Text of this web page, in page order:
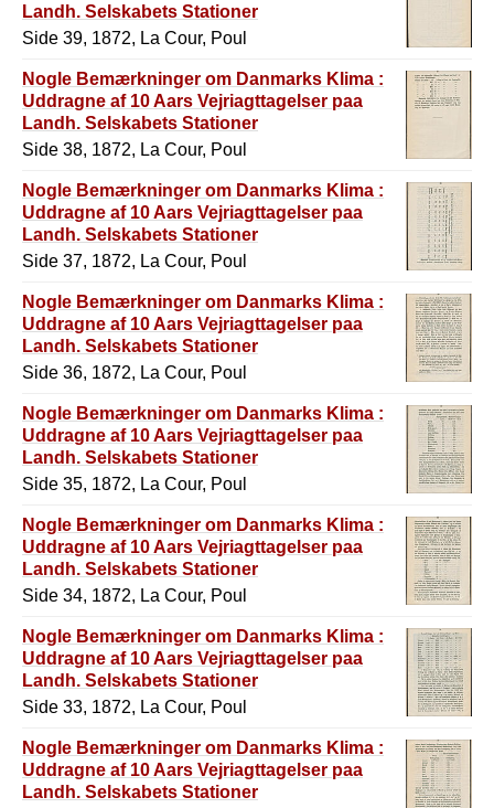
Landh. Selskabets Stationer
Side 39, 1872, La Cour, Poul
Nogle Bemærkninger om Danmarks Klima :
Uddragne af 10 Aars Vejriagttagelser paa
Landh. Selskabets Stationer
Side 38, 1872, La Cour, Poul
Nogle Bemærkninger om Danmarks Klima :
Uddragne af 10 Aars Vejriagttagelser paa
Landh. Selskabets Stationer
Side 37, 1872, La Cour, Poul
Nogle Bemærkninger om Danmarks Klima :
Uddragne af 10 Aars Vejriagttagelser paa
Landh. Selskabets Stationer
Side 36, 1872, La Cour, Poul
Nogle Bemærkninger om Danmarks Klima :
Uddragne af 10 Aars Vejriagttagelser paa
Landh. Selskabets Stationer
Side 35, 1872, La Cour, Poul
Nogle Bemærkninger om Danmarks Klima :
Uddragne af 10 Aars Vejriagttagelser paa
Landh. Selskabets Stationer
Side 34, 1872, La Cour, Poul
Nogle Bemærkninger om Danmarks Klima :
Uddragne af 10 Aars Vejriagttagelser paa
Landh. Selskabets Stationer
Side 33, 1872, La Cour, Poul
Nogle Bemærkninger om Danmarks Klima :
Uddragne af 10 Aars Vejriagttagelser paa
Landh. Selskabets Stationer